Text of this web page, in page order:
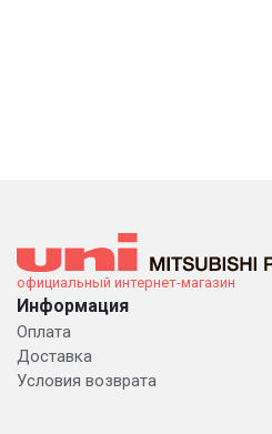
официальный интернет-магазин
Информация
Оплата
Доставка
Условия возврата